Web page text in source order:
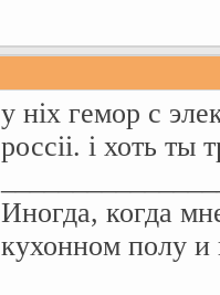
у ніх гемор с
россіі. і хоть ты
Иногда, когда
кухонном полу